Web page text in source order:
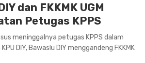
dan FKKMK UGM
Petugas KPPS
meninggalnya petugas KPPS dalam
DIY, Bawaslu DIY menggandeng FKKMK